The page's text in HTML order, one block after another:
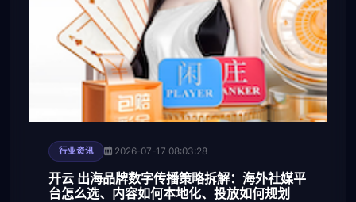
行业资讯 2026-07-17 08:03:28
开云 出海品牌数字传播策略拆解：海外社媒平
台怎么选、内容如何本地化、投放如何规划